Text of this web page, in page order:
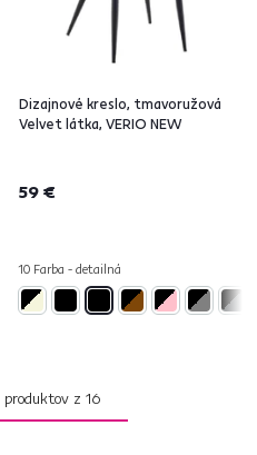
Dizajnové kreslo, tmavoružová
Velvet látka, VERIO NEW
59 €
10 Farba - detailná
produktov z 16